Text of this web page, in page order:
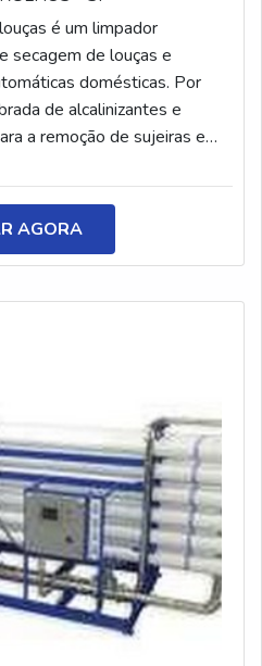
é um limpador
secagem de louças e
domésticas. Por
de alcalinizantes e
a remoção de sujeiras e
limpeza eficaz. Cabe
dispõe de componentes que
um múltiplo uso e, ao
com
O DETERGENTE A
que ele pode
dependendo do
as medidas de diluição são
fator, é fundamental realizar
ser um produto que
limpeza, ele é ideal para a
automáticas domésticas para
talheres, panelas e
em geral. ONDE
AGORA